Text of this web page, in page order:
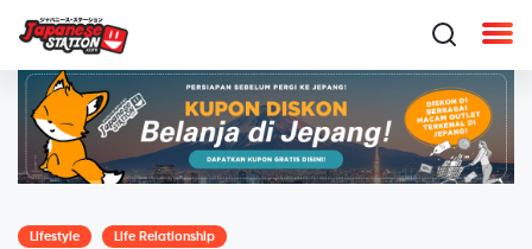
Lifestyle Life Relationship